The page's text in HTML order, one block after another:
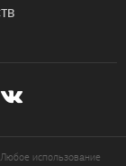
использование